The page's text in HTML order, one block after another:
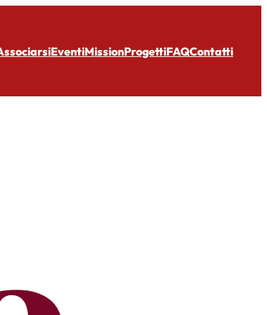
EventiMissionProgettiFAQContatti